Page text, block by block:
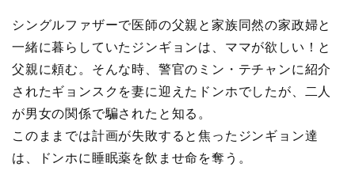
シングルファザーで医師の父親と家族同然の家政婦と
一緒に暮らしていたジンギョンは、ママが欲しい！と
父親に頼む。そんな時、警官のミン・テチャンに紹介
されたギョンスクを妻に迎えたドンホでしたが、二人
が男女の関係で騙されたと知る。
このままでは計画が失敗すると焦ったジンギョン達
は、ドンホに睡眠薬を飲ませ命を奪う。